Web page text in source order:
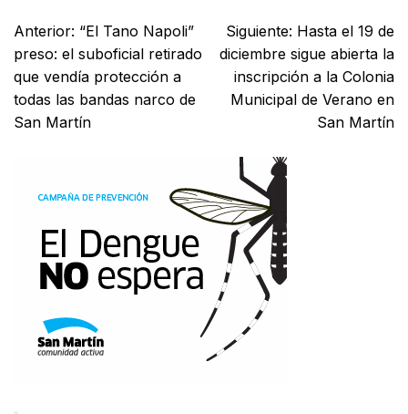
Anterior: “El Tano Napoli”
preso: el suboficial retirado
que vendía protección a
todas las bandas narco de
San Martín
Siguiente: Hasta el 19 de
diciembre sigue abierta la
inscripción a la Colonia
Municipal de Verano en
San Martín